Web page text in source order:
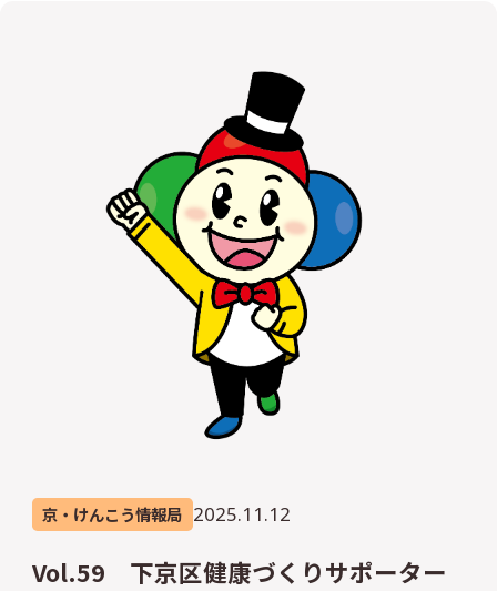
京・けんこう情報局 2025.11.12
Vol.59 下京区健康づくりサポーター